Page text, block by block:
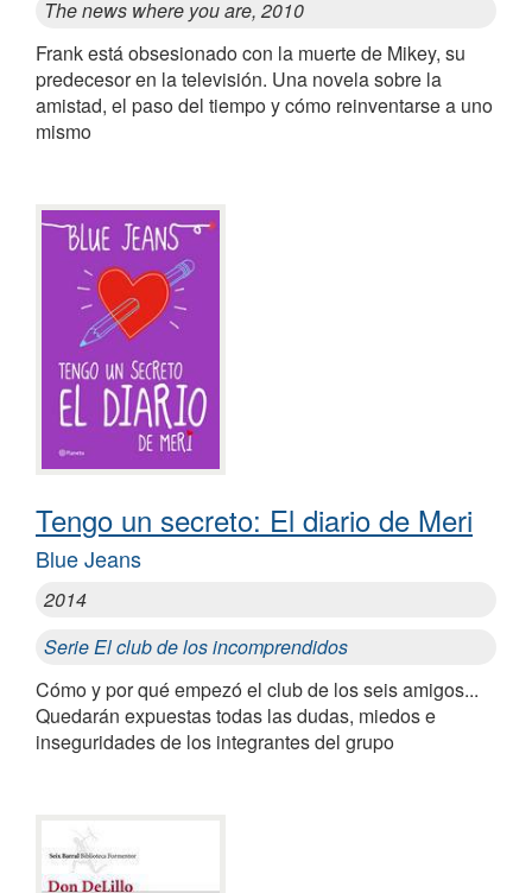
The news where you are, 2010
Frank está obsesionado con la muerte de Mikey, su
predecesor en la televisión. Una novela sobre la
amistad, el paso del tiempo y cómo reinventarse a uno
mismo
Tengo un secreto: El diario de Meri
Blue Jeans
2014
Serie El club de los incomprendidos
Cómo y por qué empezó el club de los seis amigos...
Quedarán expuestas todas las dudas, miedos e
inseguridades de los integrantes del grupo